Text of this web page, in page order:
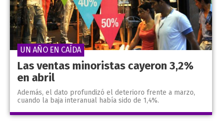
Las ventas minoristas cayeron 3,2%
en abril
Además, el dato profundizó el deterioro frente a marzo,
cuando la baja interanual había sido de 1,4%.
UN AÑO EN CAÍDA